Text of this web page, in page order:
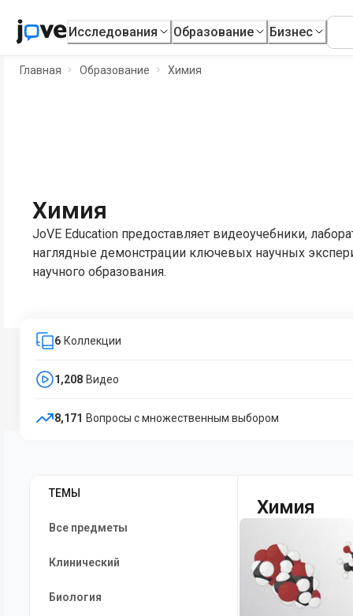
Исследования Образование Бизнес
Главная Образование Химия
Химия
JoVE Education предоставляет видеоучебники,
наглядные демонстрации ключевых научных
научного образования.
6 Коллекции
1,208 Видео
8,171 Вопросы с множественным выбором
ТЕМЫ
Все предметы
Клинический
Биология
Химия